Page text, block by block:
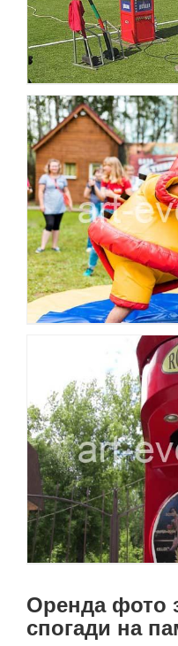
Оренда фото
спогади на